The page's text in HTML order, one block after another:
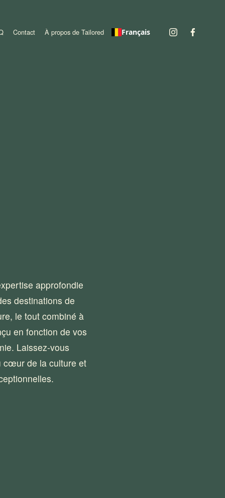
Contact À propos de Tailored Français
approfondie
destinations de
le tout combiné à
en fonction de vos
Laissez-vous
cœur de la culture et